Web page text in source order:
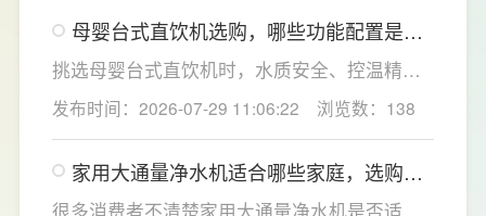
双出水模式可根据不同需求切换生活用水和直
饮水，不仅满足厨房多场景用水需求，还有助
于延长滤芯使用寿命。
母婴台式直饮机选购，哪些功能配置是有
娃家庭必不可少的？
挑选母婴台式直饮机时，水质安全、控温精准
度是宝妈群体最关心的核心需求，接下来
LESSO领尚为大家讲解适合母婴家庭的必备功
能配置。母婴冲奶、辅食、直饮对水温要求不
同，机型需搭载多档精准控温功能，45℃低温
冲奶、85℃泡辅食、100℃沸水冲泡茶饮一键
发布时间：2026-07-29 11:06:22 浏览数：138
家用大通量净水机适合哪些家庭，选购时
如何匹配用水场景吗？
很多消费者不清楚家用大通量净水机是否适配